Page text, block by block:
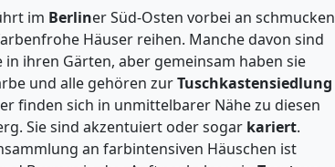
im Berliner Süd-Osten vorbei an schmucken
Häuser reihen. Manche davon sind
in ihren Gärten, aber gemeinsam haben sie
und alle gehören zurTuschkastensiedlung
finden sich in unmittelbarer Nähe zu diesen
Sie sind akzentuiert oder sogar kariert.
an farbintensiven Häuschen ist